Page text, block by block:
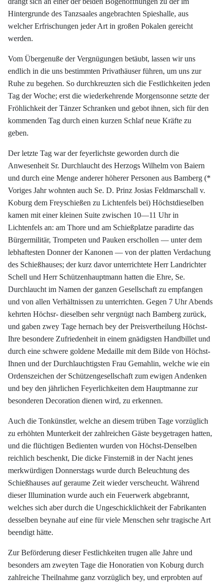
Hintergrunde des Tanzsaales angebrachten Spieshalle, aus
welcher Erfrischungen jeder Art in großen Pokalen gereicht
werden.
Vom Übergenuße der Vergnügungen betäubt, lassen wir uns
endlich in die uns bestimmten Privathäuser führen, um uns zur
Ruhe zu begehen. So durchkreuzten sich die Festlichkeiten jeden
Tag der Woche; erst die wiederkehrende Morgensonne setzte der
Fröhlichkeit der Tänzer Schranken und gebot ihnen, sich für den
kommenden Tag durch einen kurzen Schlaf neue Kräfte zu
geben.
Der letzte Tag war der feyerlichste geworden durch die
Anwesenheit Sr. Durchlaucht des Herzogs Wilhelm von Baiern
und durch eine Menge anderer höherer Personen aus Bamberg (*
Voriges Jahr wohnten auch Se. D. Prinz Josias Feldmarschall v.
Koburg dem Freyschießen zu Lichtenfels bei) Höchstdieselben
kamen mit einer kleinen Suite zwischen 10—11 Uhr in
Lichtenfels an: am Thore und am Schießplatze paradirte das
Bürgermilitär, Trompeten und Pauken erschollen — unter dem
lebhaftesten Donner der Kanonen — von der platten Verdachung
des Schießhauses; der kurz davor unterrichtete Herr Landrichter
Schell und Herr Schützenhauptmann hatten die Ehre, Se.
Durchlaucht im Namen der ganzen Gesellschaft zu empfangen
und von allen Verhältnissen zu unterrichten. Gegen 7 Uhr Abends
kehrten Höchsr- dieselben sehr vergnügt nach Bamberg zurück,
und gaben zwey Tage hernach bey der Preisvertheilung Höchst-
Ihre besondere Zufriedenheit in einem gnädigsten Handbillet und
durch eine schwere goldene Medaille mit dem Bilde von Höchst-
Ihnen und der Durchlauchtigsten Frau Gemahlin, welche wie ein
Ordenszeichen der Schützengesellschaft zum ewigen Andenken
und bey den jährlichen Feyerlichkeiten dem Hauptmanne zur
besonderen Decoration dienen wird, zu erkennen.
Auch die Tonkünstler, welche an diesem trüben Tage vorzüglich
zu erhöhten Munterkeit der zahlreichen Gäste beygetragen hatten,
und die flüchtigen Bedienten wurden von Höchst-Denselben
reichlich beschenkt, Die dicke Finsterniß in der Nacht jenes
merkwürdigen Donnerstags wurde durch Beleuchtung des
Schießhauses auf geraume Zeit wieder verscheucht. Während
dieser Illumination wurde auch ein Feuerwerk abgebrannt,
welches sich aber durch die Ungeschicklichkeit der Fabrikanten
desselben beynahe auf eine für viele Menschen sehr tragische Art
beendigt hätte.
Zur Beförderung dieser Festlichkeiten trugen alle Jahre und
besonders am zweyten Tage die Honoratien von Koburg durch
zahlreiche Theilnahme ganz vorzüglich bey, und erprobten auf